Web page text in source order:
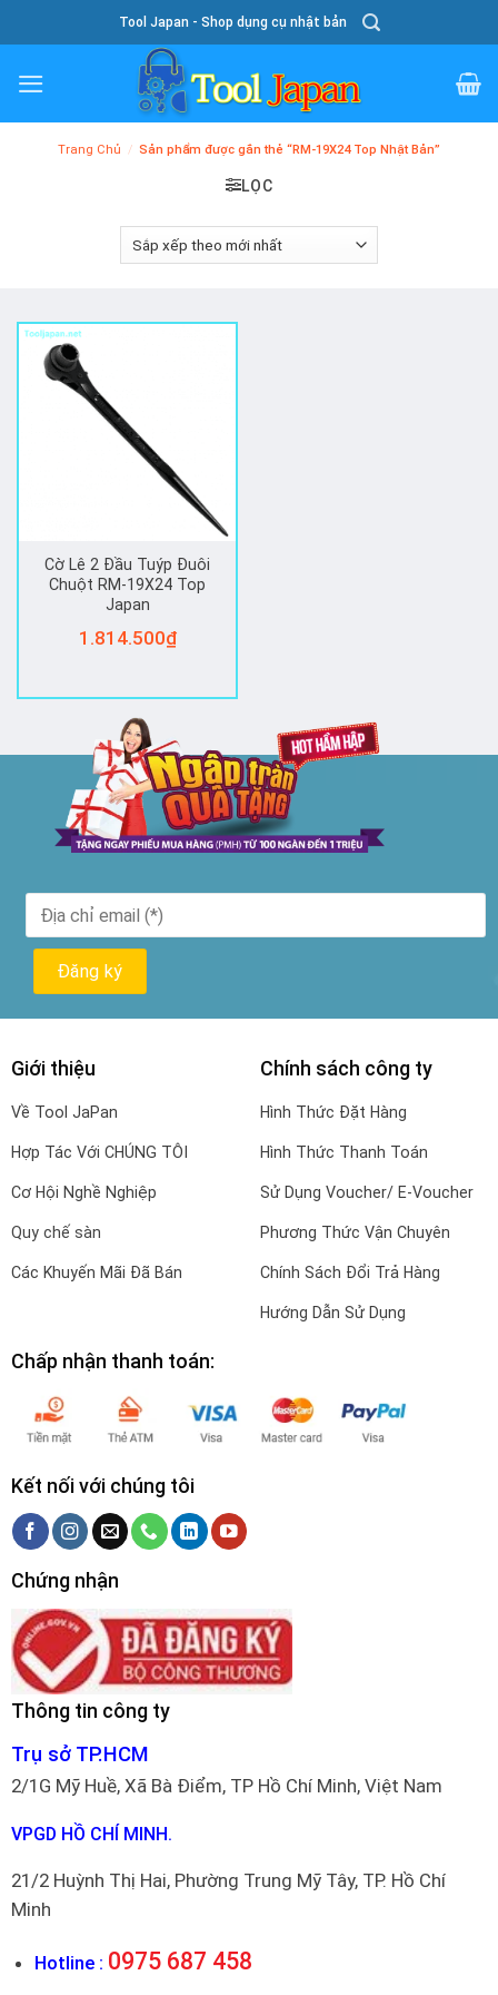
To
Content
Tool Japan - Shop dụng cụ nhật bản
Trang Chủ / Sản phẩm được gắn thẻ “RM-19X24 Top Nhật Bản”
LỌC
Cờ Lê 2 Đầu Tuýp Đuôi
Chuột RM-19X24 Top
Japan
1.814.500₫
Giới thiệu
Về Tool JaPan
Hợp Tác Với CHÚNG TÔI
Cơ Hội Nghề Nghiệp
Quy chế sàn
Các Khuyến Mãi Đã Bán
Chính sách công ty
Hình Thức Đặt Hàng
Hình Thức Thanh Toán
Sử Dụng Voucher/ E-Voucher
Phương Thức Vận Chuyên
Chính Sách Đổi Trả Hàng
Hướng Dẫn Sử Dụng
Chấp nhận thanh toán:
Kết nối với chúng tôi
Chứng nhận
Thông tin công ty
Trụ sở TP.HCM
2/1G Mỹ Huề, Xã Bà Điểm, TP Hồ Chí Minh, Việt Nam
VPGD HỒ CHÍ MINH.
21/2 Huỳnh Thị Hai, Phường Trung Mỹ Tây, TP. Hồ Chí
Minh
Hotline : 0975 687 458